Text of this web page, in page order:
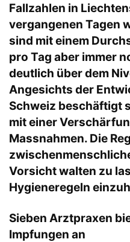
Fallzahlen in
vergangenen Tagen
sind mit einem
pro Tag aber immer
deutlich über dem
Angesichts der
Schweiz beschäftigt
mit einer
Massnahmen. Die
Vorsicht walten zu
Hygieneregeln
Sieben Arztpraxen
Impfungen an